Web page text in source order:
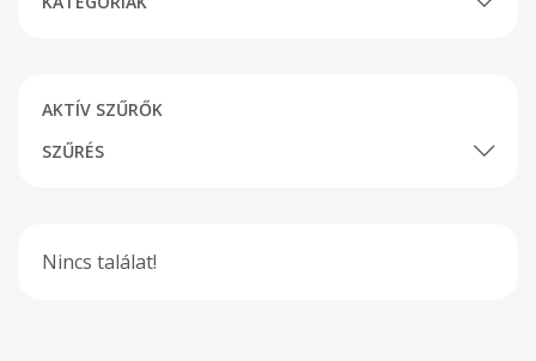
AKTÍV SZŰRŐK
SZŰRÉS
Nincs találat!